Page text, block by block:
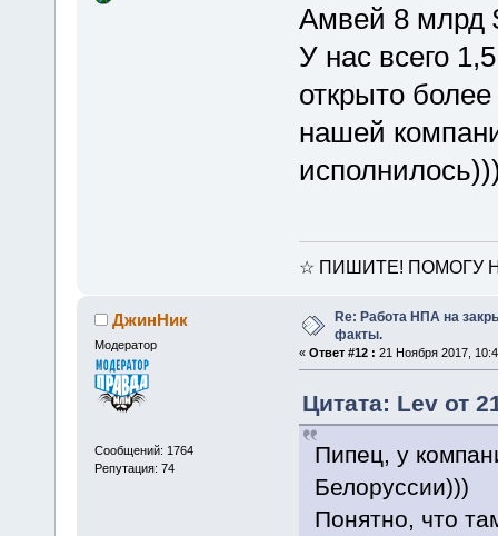
Амвей 8 млрд
У нас всего
открыто
нашей
☆ ПИШИТЕ! ПОМОГУ
ДжинНик
Модератор
Сообщений: 1764
Репутация: 74
Re: Работа НПА на
факты.
« Ответ #12 : 21 Ноября 2017,
Цитата: Lev от
Пипец, у
Белоруссии)))
Понятно, что